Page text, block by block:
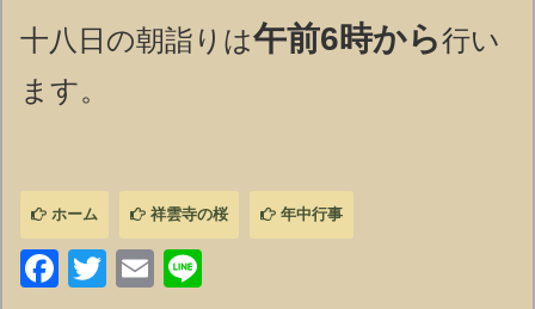
十八日の朝詣りは午前6時から行い
ます。
ホーム 祥雲寺の桜 年中行事
Facebook
Twitter
Email